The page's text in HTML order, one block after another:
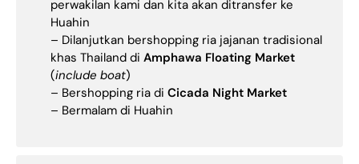
perwakilan kami dan kita akan ditransfer ke
Huahin
– Dilanjutkan bershopping ria jajanan tradisional
khas Thailand di Amphawa Floating Market
(include boat)
– Bershopping ria di Cicada Night Market
– Bermalam di Huahin